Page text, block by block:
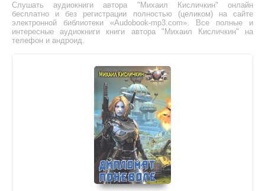
Слушать аудиокниги автора "Михаил Кисличкин" онлайн
бесплатно и без регистрации полностью (целиком) на сайте
электронной библиотеки «Audobook-mp3.com». Все полные и
интересные аудиокниги книги автора "Михаил Кисличкин" на
телефон и андроид.